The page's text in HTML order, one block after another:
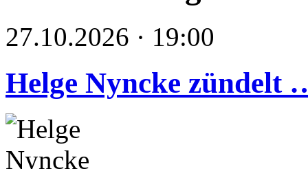
27.10.2026 · 19:00
Helge Nyncke zündelt